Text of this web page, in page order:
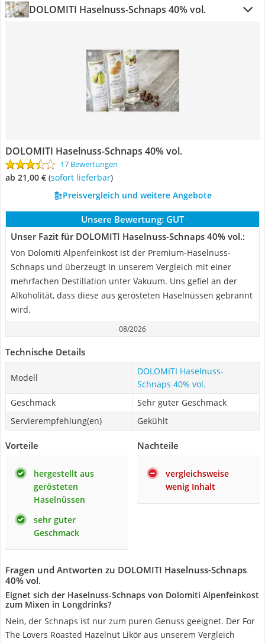
DOLOMITI Haselnuss-Schnaps 40% vol.
DOLOMITI Haselnuss-Schnaps 40% vol.
17 Bewertungen
ab 21,00 € ( Sofort lieferbar)
Preisvergleich und weitere Angebote
Unsere Bewertung: GUT
Unser Fazit für DOLOMITI Haselnuss-Schnaps 40% vol.:
Von Dolomiti Alpenfeinkost ist der Premium-Haselnuss-
Schnaps und überzeugt in unserem Vergleich mit einer
mehrfachen Destillation unter Vakuum. Uns gefiel an der
Alkoholität, dass diese aus gerösteten Haselnüssen gebrannt
wird.
08/2026
Technische Details
Modell
DOLOMITI Haselnuss-
Schnaps 40% vol.
Geschmack
Sehr guter Geschmack
Servierempfehlung(en)
Gekühlt
Vorteile
hergestellt aus
gerösteten
Haselnüssen
sehr guter
Geschmack
Nachteile
vergleichsweise
wenig Inhalt
Fragen und Antworten zu DOLOMITI Haselnuss-Schnaps
40% vol.
Eignet sich der Haselnuss-Schnaps von Dolomiti Alpenfeinkost
zum Mixen in Longdrinks?
Nein, der Schnaps ist nur zum puren Genuss geeignet. Der For
The Lovers Roasted Hazelnut Likör aus unserem Vergleich